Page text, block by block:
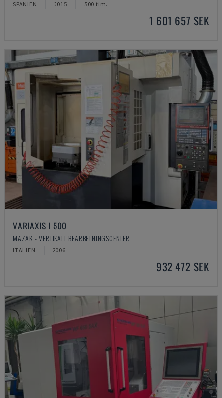
SPANIEN 2015 500 tim.
1 601 657 SEK
VARIAXIS I 500
MAZAK - VERTIKALT BEARBETNINGSCENTER
ITALIEN 2006
932 472 SEK